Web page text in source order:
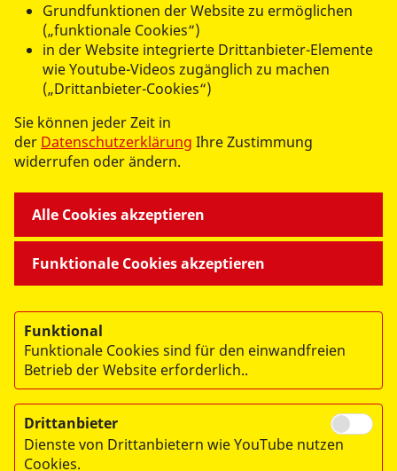
© 2026 ASB Regionalverband Berlin-Nordwest e.V.
Impressum
Datenschutz
AGB
Grundfunktionen der Website zu ermöglichen
(„funktionale Cookies“)
in der Website integrierte Drittanbieter-Elemente
wie Youtube-Videos zugänglich zu machen
(„Drittanbieter-Cookies“)
Sie können jeder Zeit in
der Datenschutzerklärung Ihre Zustimmung
widerrufen oder ändern.
Funktionale Cookies akzeptieren
Alle Cookies akzeptieren
Funktional
Funktionale Cookies sind für den einwandfreien
Betrieb der Website erforderlich..
Drittanbieter
Dienste von Drittanbietern wie YouTube nutzen
Cookies.